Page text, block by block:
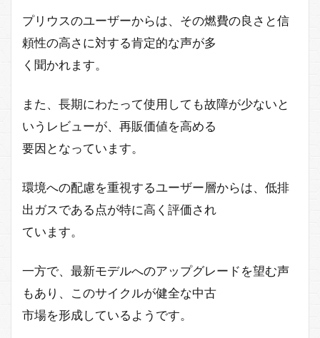
プリウスのユーザーからは、その燃費の良さと信
頼性の高さに対する肯定的な声が多
く聞かれます。
また、長期にわたって使用しても故障が少ないと
いうレビューが、再販価値を高める
要因となっています。
環境への配慮を重視するユーザー層からは、低排
出ガスである点が特に高く評価され
ています。
一方で、最新モデルへのアップグレードを望む声
もあり、このサイクルが健全な中古
市場を形成しているようです。